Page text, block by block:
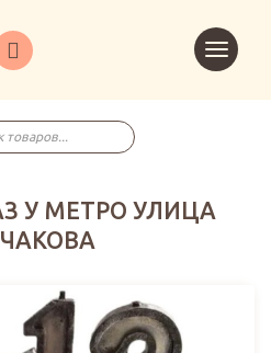
клиентам
в
корзину
У МЕТРО УЛИЦА